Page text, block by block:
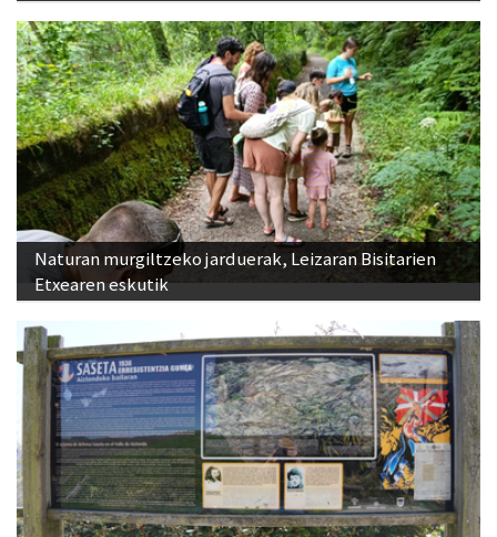
Naturan murgiltzeko jarduerak, Leizaran Bisitarien
Etxearen eskutik